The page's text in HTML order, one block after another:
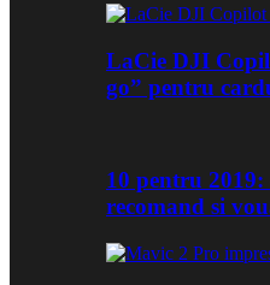
LaCie DJI
go” pentru
10 pentru 2019:
recomand si